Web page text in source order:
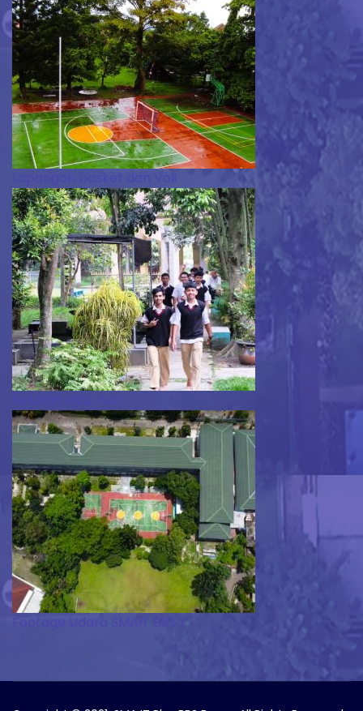
Lapangan basket dan Voli
Sekolah Hijau Asri
Footage Udara SMAIT BBS 1